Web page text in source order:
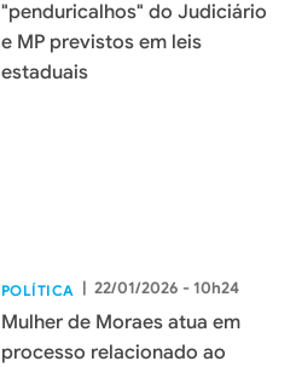
"penduricalhos" do Judiciário
e MP previstos em leis
estaduais
POLÍTICA | 22/01/2026 - 10h24
Mulher de Moraes atua em
processo relacionado ao